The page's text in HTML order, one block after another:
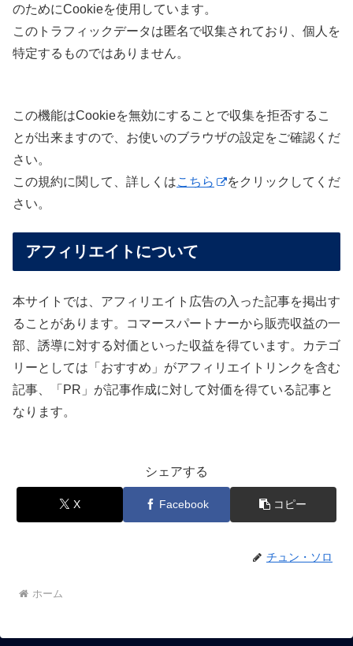
のためにCookieを使用しています。
このトラフィックデータは匿名で収集されており、個人を
特定するものではありません。
この機能はCookieを無効にすることで収集を拒否するこ
とが出来ますので、お使いのブラウザの設定をご確認くだ
さい。
この規約に関して、詳しくはこちら
をクリックしてくだ
さい。
アフィリエイトについて
本サイトでは、アフィリエイト広告の入った記事を掲出す
ることがあります。コマースパートナーから販売収益の一
部、誘導に対する対価といった収益を得ています。カテゴ
リーとしては「おすすめ」がアフィリエイトリンクを含む
記事、「PR」が記事作成に対して対価を得ている記事と
なります。
シェアする
X Facebook コピー
チュン・ソロ
ホーム